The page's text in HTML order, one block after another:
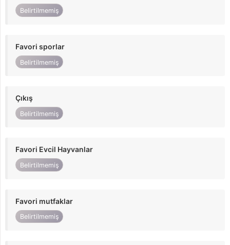
Belirtilmemiş
Favori sporlar
Belirtilmemiş
Çıkış
Belirtilmemiş
Favori Evcil Hayvanlar
Belirtilmemiş
Favori mutfaklar
Belirtilmemiş